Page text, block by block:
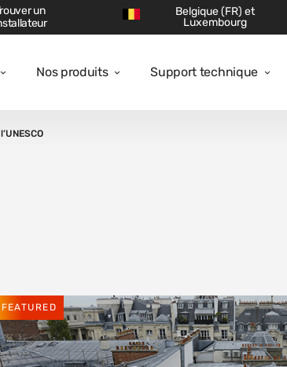
Nos produits Support technique
un
Belgique (FR) et
Luxembourg
FEATURED